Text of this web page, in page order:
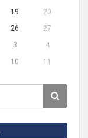
19
20
26
27
3
4
10 11